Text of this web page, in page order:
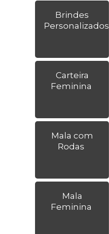
Brindes
Personalizados
Carteira
Feminina
Mala com
Rodas
Mala
Feminina